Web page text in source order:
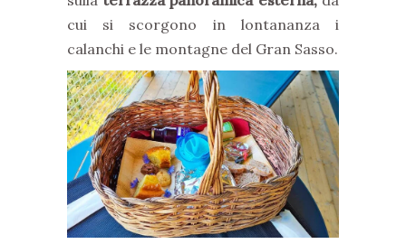
cui si scorgono in lontananza i
calanchi e le montagne del Gran Sasso.